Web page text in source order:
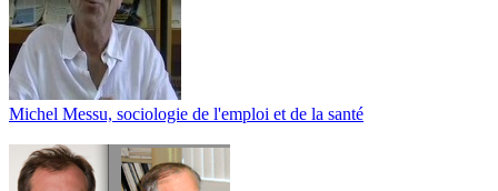
Michel Messu, sociologie de l'emploi et de la santé